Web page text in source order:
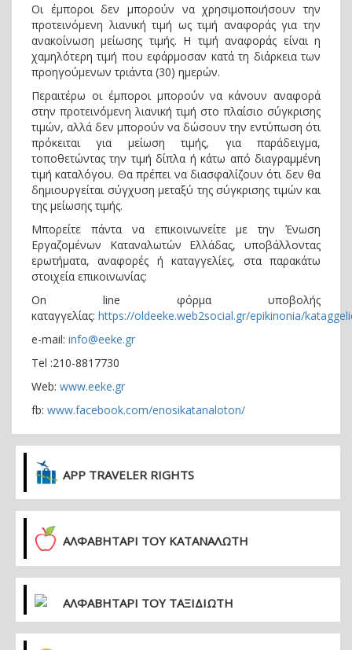
Οι έμποροι δεν μπορούν να χρησιμοποιήσουν την
προτεινόμενη λιανική τιμή ως τιμή αναφοράς για την
ανακοίνωση μείωσης τιμής. Η τιμή αναφοράς είναι η
χαμηλότερη τιμή που εφάρμοσαν κατά τη διάρκεια των
προηγούμενων τριάντα (30) ημερών.
Περαιτέρω οι έμποροι μπορούν να κάνουν αναφορά
στην προτεινόμενη λιανική τιμή στο πλαίσιο σύγκρισης
τιμών, αλλά δεν μπορούν να δώσουν την εντύπωση ότι
πρόκειται για μείωση τιμής, για παράδειγμα,
τοποθετώντας την τιμή δίπλα ή κάτω από διαγραμμένη
τιμή καταλόγου. Θα πρέπει να διασφαλίζουν ότι δεν θα
δημιουργείται σύγχυση μεταξύ της σύγκρισης τιμών και
της μείωσης τιμής.
Μπορείτε πάντα να επικοινωνείτε με την Ένωση
Εργαζομένων Καταναλωτών Ελλάδας, υποβάλλοντας
ερωτήματα, αναφορές ή καταγγελίες, στα παρακάτω
στοιχεία επικοινωνίας:
On line φόρμα υποβολής
καταγγελίας: https://oldeeke.web2social.gr/epikinonia/
e-mail: info@eeke.gr
Τel :210-8817730
Web: www.eeke.gr
fb: www.facebook.com/enosikatanaloton/
APP TRAVELER RIGHTS
ΑΛΦΑΒΗΤΑΡΙ ΤΟΥ ΚΑΤΑΝΑΛΩΤΗ
ΑΛΦΑΒΗΤΑΡΙ ΤΟΥ ΤΑΞΙΔΙΩΤΗ